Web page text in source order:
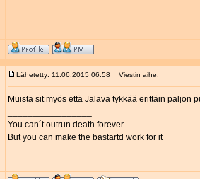
Lähetetty: 11.06.2015 06:58 Viestin aihe:
Muista sit myös että Jalava tykkää erittäin paljon
You can´t outrun death forever...
But you can make the bastartd work for it